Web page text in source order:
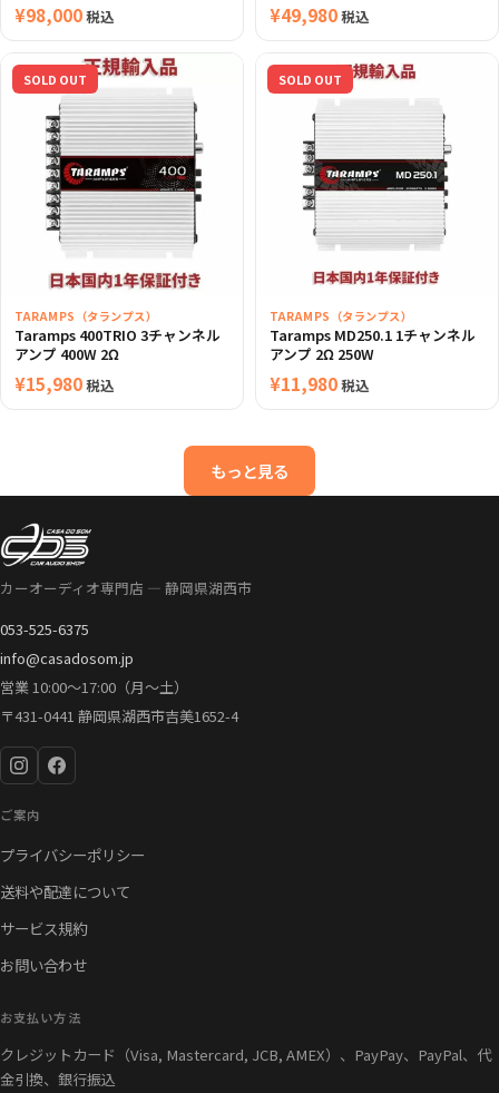
¥98,000税込 ¥49,980税込
SOLD OUT
TARAMPS（タランプス）
Taramps 400TRIO 3チャンネル
アンプ 400W 2Ω
¥15,980税込
SOLD OUT
TARAMPS（タランプス）
Taramps MD250.1 1チャンネル
アンプ 2Ω 250W
¥11,980税込
もっと見る
カーオーディオ専門店 — 静岡県湖西市
053-525-6375
info@casadosom.jp
営業 10:00〜17:00（月〜土）
〒431-0441 静岡県湖西市吉美1652-4
ご案内
プライバシーポリシー
送料や配達について
サービス規約
お問い合わせ
お支払い方法
クレジットカード（Visa, Mastercard, JCB, AMEX）、PayPay、PayPal、代
金引換、銀行振込